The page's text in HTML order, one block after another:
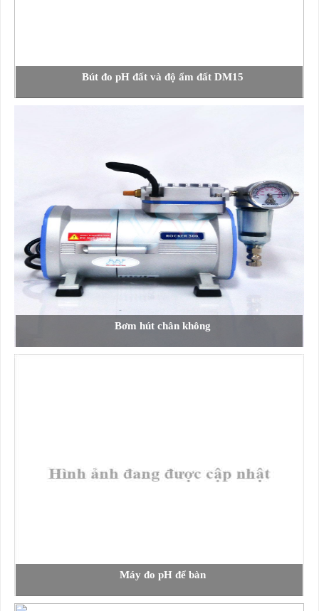
Bút đo pH đất và độ ẩm đất DM15
Bơm hút chân không
Máy đo pH để bàn